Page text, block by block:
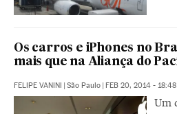
Os carros e iPhones no
mais que na Aliança do
FELIPE VANINI São Paulo FEB 20, 2014 - 18:48
Um